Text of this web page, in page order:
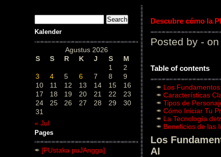
Kalender
Agustus 2026
S
S R K J S
M
1
2
3
4 5 6 7 8
9
10
11 12 13 14 15
16
17
18 19 20 21 22
23
24
25 26 27 28 29
30
31
« Jul
Pages
[PUstaka puJAngga]
Descubre cómo la
Posted by - on
Table of contents
Los
Características
Tipos de
Cómo Iniciar Tu
La Tecnología
Beneficios de las
Los
AI